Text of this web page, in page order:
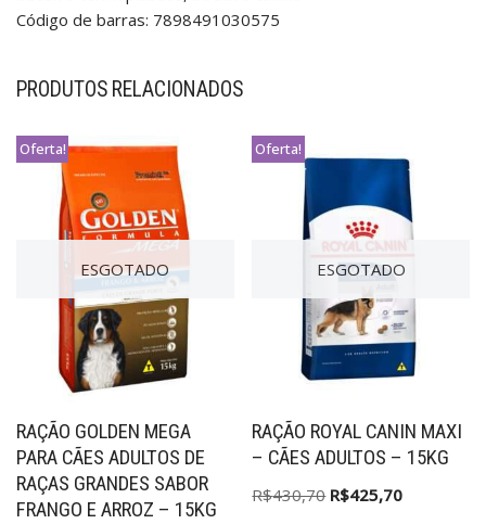
Código de barras: 7898491030575
PRODUTOS RELACIONADOS
ESGOTADO
Oferta!
RAÇÃO GOLDEN MEGA
PARA CÃES ADULTOS DE
RAÇAS GRANDES SABOR
FRANGO E ARROZ – 15KG
ESGOTADO
Oferta!
RAÇÃO ROYAL CANIN MAXI
– CÃES ADULTOS – 15KG
R$430,70 R$425,70